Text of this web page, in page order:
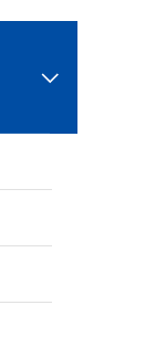
